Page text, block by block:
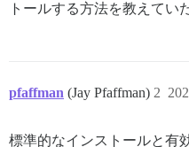
トールする方法を教えてい
pfaffman (Jay Pfaffman) 2
標準的なインストールと有